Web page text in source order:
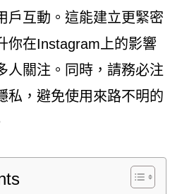
戶互動。這能建立更緊密
你在Instagram上的影響
人關注。同時，請務必注
私，避免使用來路不明的